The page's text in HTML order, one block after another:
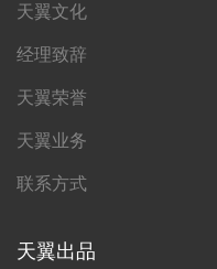
天翼文化
经理致辞
天翼荣誉
天翼业务
联系方式
天翼出品